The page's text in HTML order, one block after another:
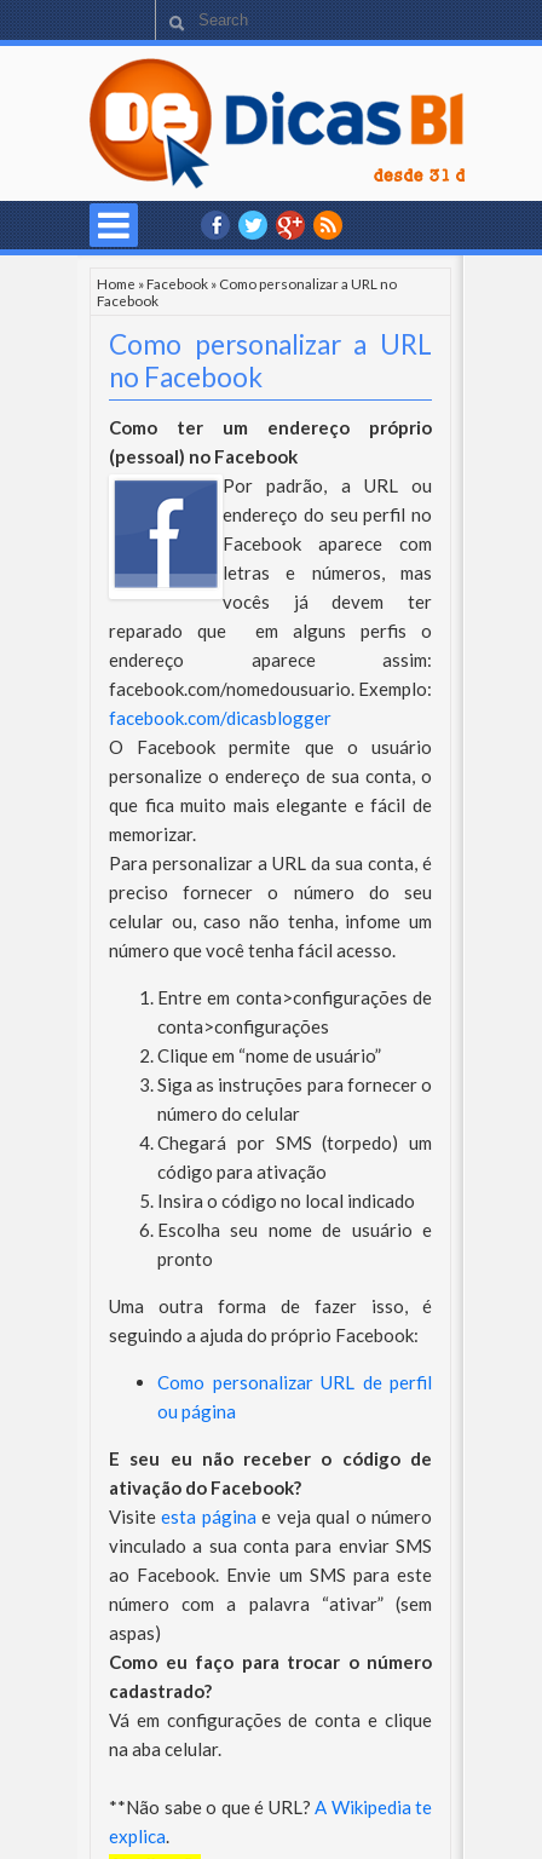
Home »Facebook » Como personalizar a URL no
Facebook
Como personalizar a URL
no Facebook
Como ter um endereço próprio
(pessoal) no Facebook
Por padrão, a URL ou
endereço do seu perfil no
Facebook aparece com
letras e números, mas
vocês já devem ter
reparado que em alguns perfis o
endereço aparece assim:
facebook.com/nomedousuario. Exemplo:
facebook.com/dicasblogger
O Facebook permite que o usuário
personalize o endereço de sua conta, o
que fica muito mais elegante e fácil de
memorizar.
Para personalizar a URL da sua conta, é
preciso fornecer o número do seu
celular ou, caso não tenha, infome um
número que você tenha fácil acesso.
Entre em conta>configurações de
conta>configurações
Clique em “nome de usuário”
Siga as instruções para fornecer o
número do celular
Chegará por SMS (torpedo) um
código para ativação
Insira o código no local indicado
Escolha seu nome de usuário e
pronto
Uma outra forma de fazer isso, é
seguindo a ajuda do próprio Facebook:
Como personalizar URL de perfil
ou página
E seu eu não receber o código de
ativação do Facebook?
Visiteesta página e veja qual o número
vinculado a sua conta para enviar SMS
ao Facebook. Envie um SMS para este
número com a palavra “ativar” (sem
aspas)
Como eu faço para trocar o número
cadastrado?
Vá em configurações de conta e clique
na aba celular.
**Não sabe o que é URL? A Wikipedia te
explica.